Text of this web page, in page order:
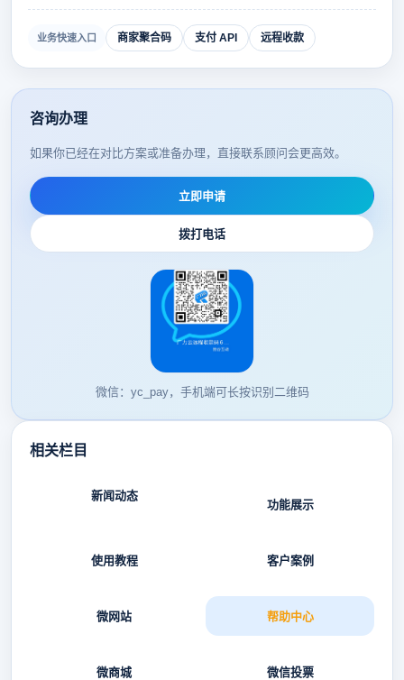
业务快速入口 商家聚合码 支付 API 远程收款
咨询办理
如果你已经在对比方案或准备办理，直接联系顾问会更高效。
立即申请
拨打电话
微信：yc_pay，手机端可长按识别二维码
相关栏目
新闻动态
功能展示
使用教程 客户案例
微网站 帮助中心
微商城 微信投票